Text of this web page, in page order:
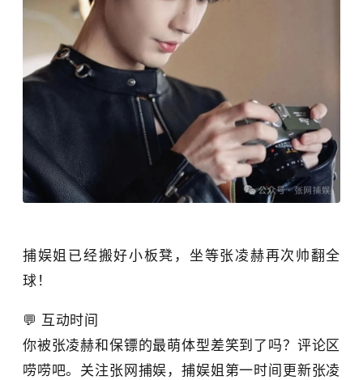
捕娱姐已经搬好小板凳，坐等张凌赫再次帅翻全
球！
💬 互动时间
你被张凌赫和保镖的最萌体型差笑到了吗？ 评论区
唠唠吧。关注张网捕娱，捕娱姐第一时间更新张凌